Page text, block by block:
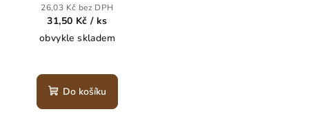
26,03 Kč bez DPH
31,50 Kč / ks
obvykle skladem
Do košíku